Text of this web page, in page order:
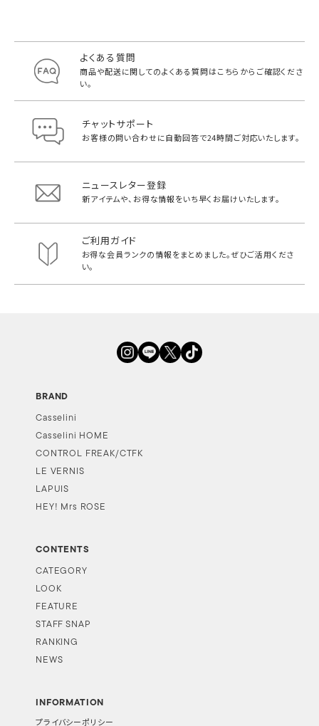
よくある質問
商品や配送に関してのよくある質問はこちらからご確認くださ
い。
チャットサポート
お客様の問い合わせに自動回答で24時間ご対応いたします。
ニュースレター登録
新アイテムや、お得な情報をいち早く お届けいたします。
ご利用ガイド
お得な会員ランクの情報をまとめました。ぜひご活用くださ
い。
BRAND
Casselini
Casselini HOME
CONTROL FREAK/CTFK
LE VERNIS
LAPUIS
HEY! Mrs ROSE
CONTENTS
CATEGORY
LOOK
FEATURE
STAFF SNAP
RANKING
NEWS
INFORMATION
プライバシーポリシー